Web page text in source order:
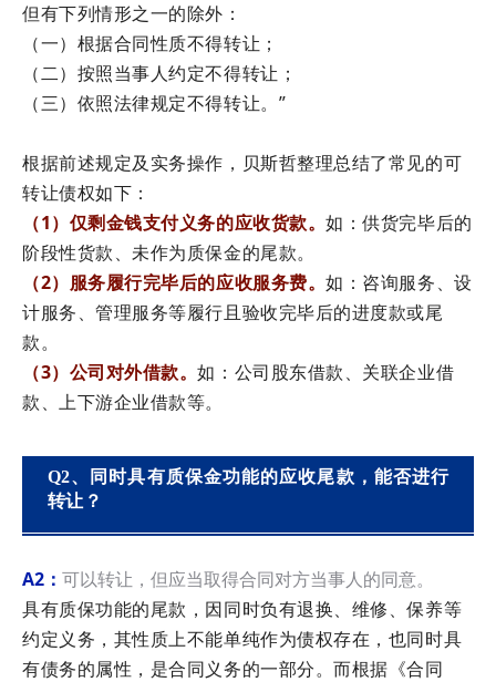
但有下列情形之一的除外：
（一）根据合同性质不得转让；
（二）按照当事人约定不得转让；
（三）依照法律规定不得转让。”
根据前述规定及实务操作，贝斯哲整理总结了常见的可
转让债权如下：
（1）仅剩金钱支付义务的应收货款。如：供货完毕后的
阶段性货款、未作为质保金的尾款。
（2）服务履行完毕后的应收服务费。如：咨询服务、设
计服务、管理服务等履行且验收完毕后的进度款或尾
款。
（3）公司对外借款。如：公司股东借款、关联企业借
款、上下游企业借款等。
Q2、同时具有质保金功能的应收尾款，能否进行
转让？
A2： 可以转让，但应当取得合同对方当事人的同意。
具有质保功能的尾款，因同时负有退换、维修、保养等
约定义务，其性质上不能单纯作为债权存在，也同时具
有债务的属性，是合同义务的一部分。而根据《合同